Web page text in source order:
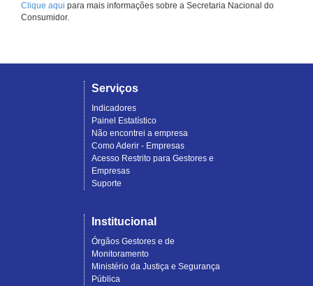
Clique aqui para mais informações sobre a Secretaria Nacional do
Consumidor.
Serviços
Indicadores
Painel Estatístico
Não encontrei a empresa
Como Aderir - Empresas
Acesso Restrito para Gestores e
Empresas
Suporte
Institucional
Órgãos Gestores e de
Monitoramento
Ministério da Justiça e Segurança
Pública